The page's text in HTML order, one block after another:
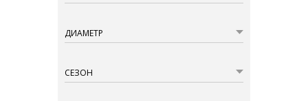
ДИАМЕТР
СЕЗОН